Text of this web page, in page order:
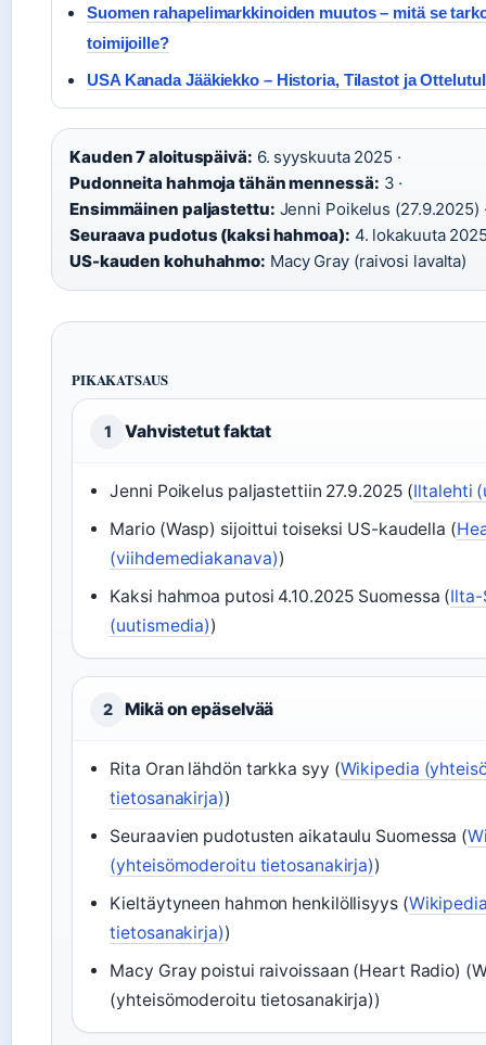
Suomen rahapelimarkkinoiden muutos – mitä se
toimijoille?
USA Kanada Jääkiekko – Historia, Tilastot ja
Kauden 7 aloituspäivä: 6. syyskuuta 2025 ·
Pudonneita hahmoja tähän mennessä: 3 ·
Ensimmäinen paljastettu: Jenni Poikelus (27.9.2025)
Seuraava pudotus (kaksi hahmoa): 4. lokakuuta
US-kauden kohuhahmo: Macy Gray (raivosi lavalta)
PIKAKATSAUS
1 Vahvistetut faktat
Jenni Poikelus paljastettiin 27.9.2025 (Iltalehti
Mario (Wasp) sijoittui toiseksi US-kaudella (
(viihdemediakanava))
Kaksi hahmoa putosi 4.10.2025 Suomessa (Ilta-
(uutismedia))
2 Mikä on epäselvää
Rita Oran lähdön tarkka syy (Wikipedia
tietosanakirja))
Seuraavien pudotusten aikataulu Suomessa (
(yhteisömoderoitu tietosanakirja))
Kieltäytyneen hahmon henkilöllisyys (
tietosanakirja))
Macy Gray poistui raivoissaan (Heart Radio)
(yhteisömoderoitu tietosanakirja))